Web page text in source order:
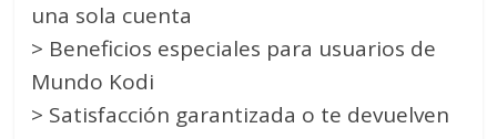
una sola cuenta
> Beneficios especiales para usuarios de
Mundo Kodi
> Satisfacción garantizada o te devuelven